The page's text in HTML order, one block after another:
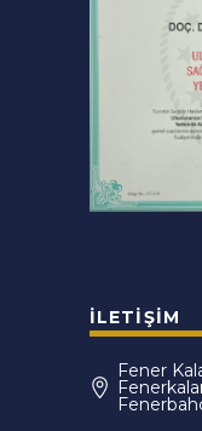
İLETIŞIM
Fener